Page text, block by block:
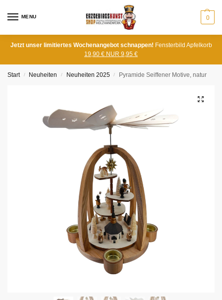
MENU 0
Jetzt unser limitiertes Wochenangebot schnappen! Fensterbild Apfelkorb
19,90 € NUR 9,95 €
Start / Neuheiten / Neuheiten 2025 / Pyramide Seiffener Motive, natur